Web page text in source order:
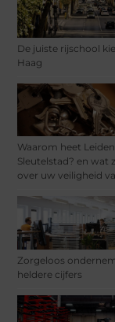
De juiste rijschool
Haag
Waarom heet
Sleutelstad? en wat
over uw veiligheid
Zorgeloos
heldere cijfers